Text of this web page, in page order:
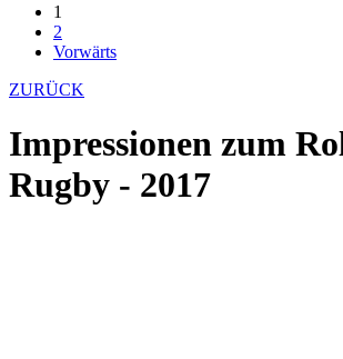
1
2
Vorwärts
ZURÜCK
Impressionen zum
Rugby - 2017